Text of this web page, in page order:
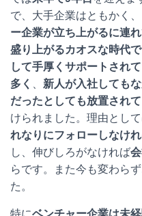
で、大手企業はともかく
ー企業が立ち上がるに連
盛り上がるカオスな時代で
して手厚くサポートされ
多く
新人が入社しても
だったとしても放置され
けられました。理由とし
れなりにフォローしなけ
し、伸びしろがなければ
らです。また今も変わらず
た。